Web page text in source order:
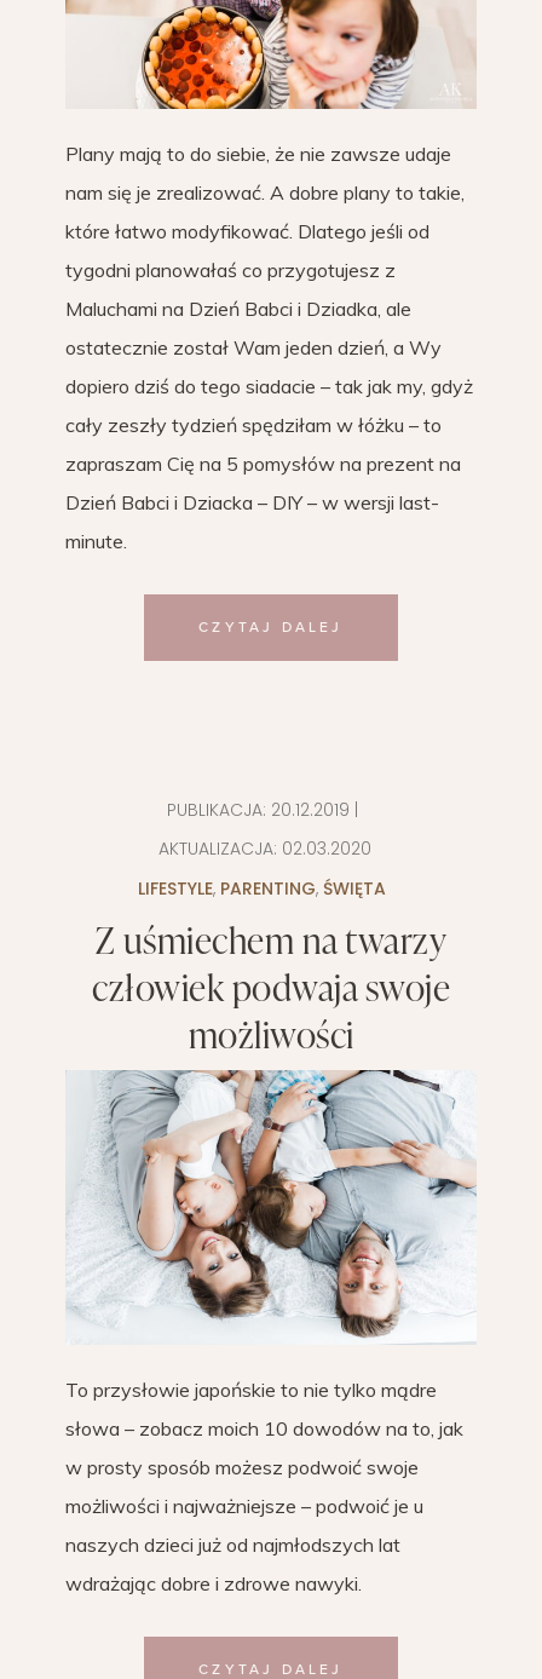
Plany mają to do siebie, że nie zawsze udaje
nam się je zrealizować. A dobre plany to takie,
które łatwo modyfikować. Dlatego jeśli od
tygodni planowałaś co przygotujesz z
Maluchami na Dzień Babci i Dziadka, ale
ostatecznie został Wam jeden dzień, a Wy
dopiero dziś do tego siadacie – tak jak my, gdyż
cały zeszły tydzień spędziłam w łóżku – to
zapraszam Cię na 5 pomysłów na prezent na
Dzień Babci i Dziacka – DIY – w wersji last-
minute.
CZYTAJ DALEJ
PUBLIKACJA: 20.12.2019
AKTUALIZACJA: 02.03.2020
LIFESTYLE, PARENTING, ŚWIĘTA
Z uśmiechem na twarzy
człowiek podwaja swoje
możliwości
To przysłowie japońskie to nie tylko mądre
słowa – zobacz moich 10 dowodów na to, jak
w prosty sposób możesz podwoić swoje
możliwości i najważniejsze – podwoić je u
naszych dzieci już od najmłodszych lat
wdrażając dobre i zdrowe nawyki.
CZYTAJ DALEJ